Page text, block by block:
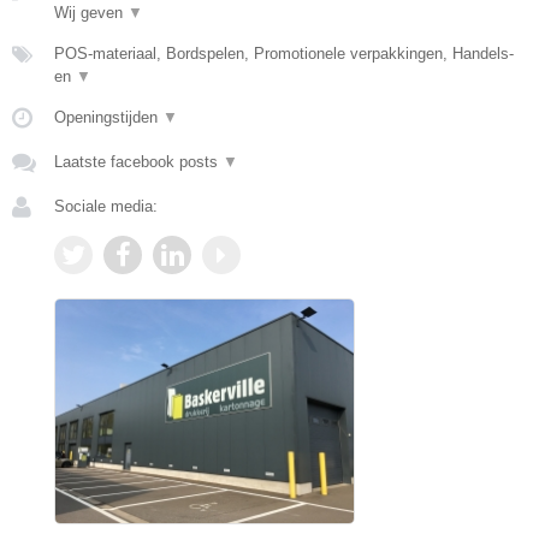
Wij geven ▼
POS-materiaal, Bordspelen, Promotionele verpakkingen, Handels-
en ▼
Openingstijden ▼
Laatste facebook posts ▼
Sociale media: